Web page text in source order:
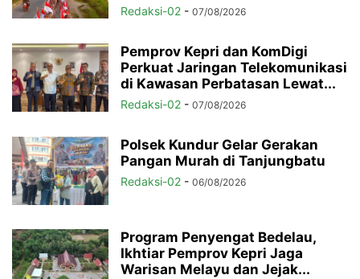
Redaksi-02 - 07/08/2026
Pemprov Kepri dan KomDigi
Perkuat Jaringan Telekomunikasi
di Kawasan Perbatasan Lewat...
Redaksi-02 - 07/08/2026
Polsek Kundur Gelar Gerakan
Pangan Murah di Tanjungbatu
Redaksi-02 - 06/08/2026
Program Penyengat Bedelau,
Ikhtiar Pemprov Kepri Jaga
Warisan Melayu dan Jejak...